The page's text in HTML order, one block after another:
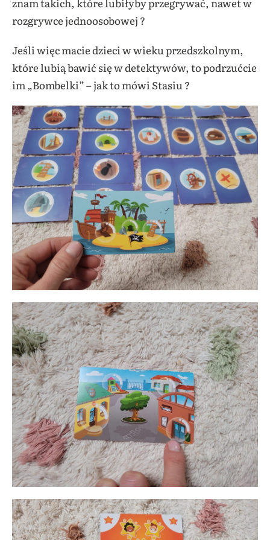
rozgrywce jednoosobowej ?
Jeśli więc macie dzieci w wieku przedszkolnym,
które lubią bawić się w detektywów, to podrzućcie
im „Bombelki” – jak to mówi Stasiu ?